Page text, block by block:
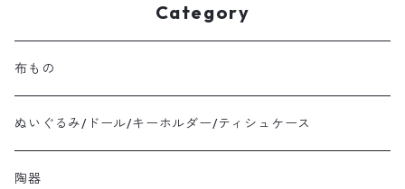
Category
布もの
ぬいぐるみ/ドール/キーホルダー/ティシュケース
陶器